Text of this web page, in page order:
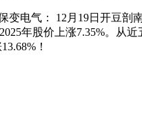
电气： 12月19日开豆剖
年股价上涨7.35%。从近
！